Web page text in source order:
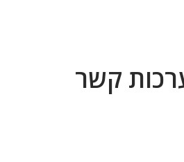
קשר